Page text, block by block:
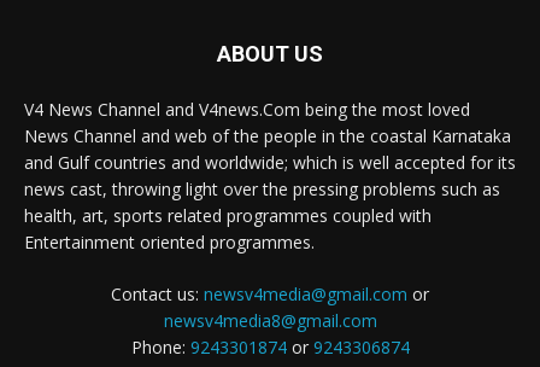
ABOUT US
V4 News Channel and V4news.Com being the most loved
News Channel and web of the people in the coastal Karnataka
and Gulf countries and worldwide; which is well accepted for its
news cast, throwing light over the pressing problems such as
health, art, sports related programmes coupled with
Entertainment oriented programmes.
Contact us: newsv4media@gmail.com or
newsv4media8@gmail.com
Phone: 9243301874or 9243306874